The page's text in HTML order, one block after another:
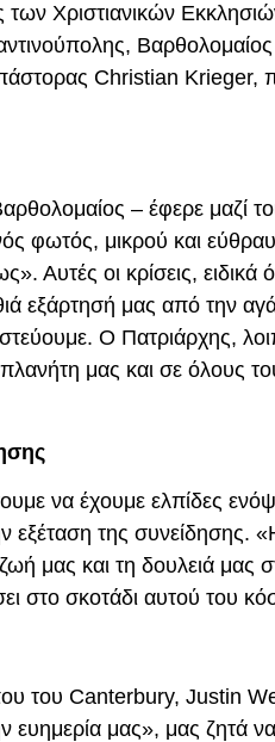
των Χριστιανικών
Christian
– έφερε μαζί
φωτός, μικρού και
Αυτές οι κρίσεις,
εξάρτησή μας από την
Ο Πατριάρχης,
μας και σε όλους
να έχουμε ελπίδες
της συνείδησης.
μας και τη δουλειά μας
στο σκοτάδι αυτού του
του Canterbury, Justin
ευημερία μας», μας